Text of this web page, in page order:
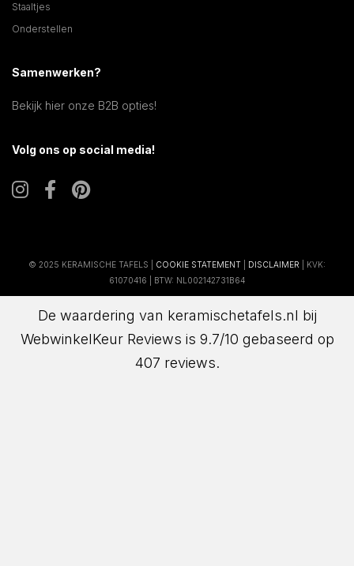
Staaltjes
Onderstellen
Samenwerken?
Bekijk hier onze B2B opties!
Volg ons op social media!
© 2025 KERAMISCHE TAFELS | COOKIE STATEMENT DISCLAIMER | KVK:
61070416 | BTW: NL002142731B64
De waardering van keramischetafels.nl bij
WebwinkelKeur Reviews is 9.7/10 gebaseerd op
407 reviews.